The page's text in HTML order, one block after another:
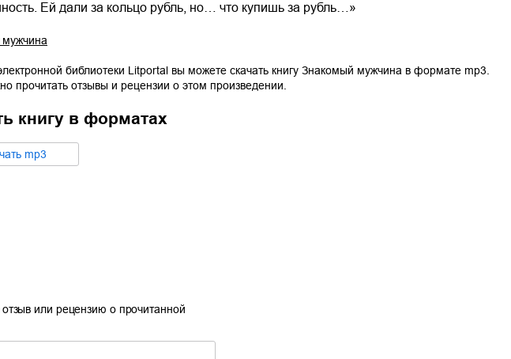
Ей дали за кольцо рубль, но… что купишь за рубль…»
библиотеки Litportal вы можете скачать книгу Знакомый мужчина в формате mp3
прочитать отзывы и рецензии о этом произведении.
книгу в форматах
mp3
или рецензию о прочитанной